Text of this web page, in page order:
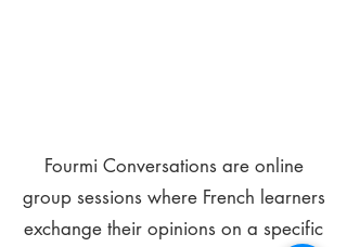
Fourmi Conversations are online
group sessions where French learners
exchange their opinions on a specific